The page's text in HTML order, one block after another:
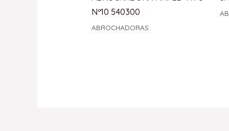
Nº10 540300
ABROCHADORAS